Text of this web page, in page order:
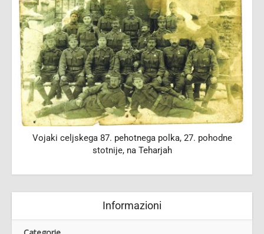
Vojaki celjskega 87. pehotnega polka, 27. pohodne
stotnije, na Teharjah
Informazioni